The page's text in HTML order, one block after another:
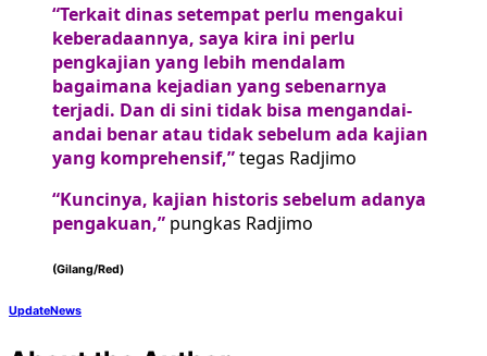
“Terkait dinas setempat perlu mengakui
keberadaannya, saya kira ini perlu
pengkajian yang lebih mendalam
bagaimana kejadian yang sebenarnya
terjadi. Dan di sini tidak bisa mengandai-
andai benar atau tidak sebelum ada kajian
yang komprehensif,”tegas Radjimo
“Kuncinya, kajian historis sebelum adanya
pengakuan,” pungkas Radjimo
(Gilang/Red)
UpdateNews